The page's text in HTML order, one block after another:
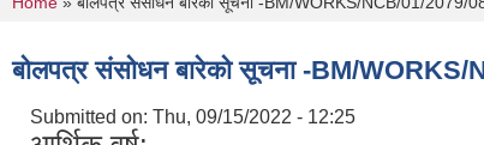
बोलपत्र संसोधन बारेको सूचना -BM/
Submitted on: Thu, 09/15/2022 - 12:25